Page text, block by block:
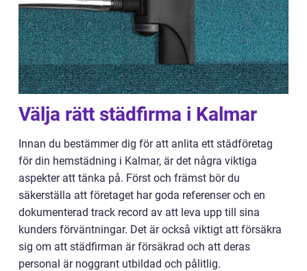
Välja rätt städfirma i Kalmar
Innan du bestämmer dig för att anlita ett städföretag
för din hemstädning i Kalmar, är det några viktiga
aspekter att tänka på. Först och främst bör du
säkerställa att företaget har goda referenser och en
dokumenterad track record av att leva upp till sina
kunders förväntningar. Det är också viktigt att försäkra
sig om att städfirman är försäkrad och att deras
personal är noggrant utbildad och pålitlig.